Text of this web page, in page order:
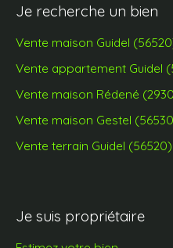
Je recherche un bien
Vente maison Guidel
Vente appartement Guidel
Vente maison Rédené
Vente maison Gestel
Vente terrain Guidel (56520)
Je suis propriétaire